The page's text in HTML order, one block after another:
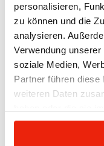
personalisieren,
zu können und die
analysieren.
Verwendung
soziale Medien,
Partner führen
weiteren Daten
gesammelt haben.
Aucun cadre en
Installation
Forme un
de contrôle
p
89 x 17.2 x
Depth of
cm front